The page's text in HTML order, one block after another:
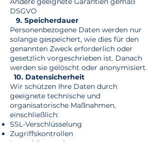
DSGVO
9. Speicherdauer
Personenbezogene Daten werden nur
solange gespeichert, wie dies für den
genannten Zweck erforderlich oder
gesetzlich vorgeschrieben ist. Danach
werden sie gelöscht oder anonymisiert.
10. Datensicherheit
Wir schützen Ihre Daten durch
geeignete technische und
organisatorische Maßnahmen,
einschließlich:
SSL-Verschlüsselung
Zugriffskontrollen
Integritäts- und